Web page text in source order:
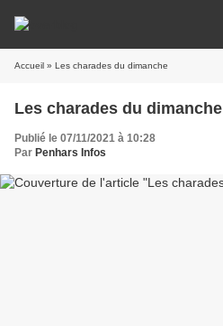
Accueil » Les charades du dimanche
Les charades du dimanche
Publié le 07/11/2021 à 10:28
Par Penhars Infos